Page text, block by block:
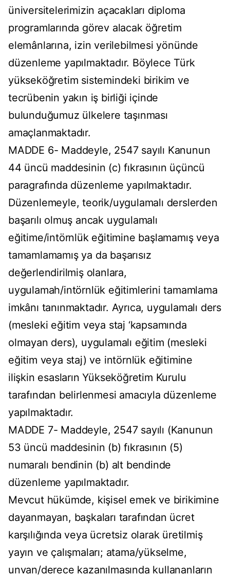
üniversitelerimizin açacakları diploma
programlarında görev alacak öğretim
elemânlarına, izin verilebilmesi yönünde
düzenleme yapılmaktadır. Böylece Türk
yükseköğretim sistemindeki birikim ve
tecrübenin yakın iş birliği içinde
bulunduğumuz ülkelere taşınması
amaçlanmaktadır.
MADDE 6- Maddeyle, 2547 sayılı Kanunun
44 üncü maddesinin (c) fıkrasının üçüncü
paragrafında düzenleme yapılmaktadır.
Düzenlemeyle, teorik/uygulamalı derslerden
başarılı olmuş ancak uygulamalı
eğitime/intörnlük eğitimine başlamamış veya
tamamlamamış ya da başarısız
değerlendirilmiş olanlara,
uygulamah/intörnlük eğitimlerini tamamlama
imkânı tanınmaktadır. Ayrıca, uygulamalı ders
(mesleki eğitim veya staj ‘kapsamında
olmayan ders), uygulamalı eğitim (mesleki
eğitim veya staj) ve intörnlük eğitimine
ilişkin esasların Yükseköğretim Kurulu
tarafından belirlenmesi amacıyla düzenleme
yapılmaktadır.
MADDE 7- Maddeyle, 2547 sayılı (Kanunun
53 üncü maddesinin (b) fıkrasının (5)
numaralı bendinin (b) alt bendinde
düzenleme yapılmaktadır.
Mevcut hükümde, kişisel emek ve birikimine
dayanmayan, başkaları tarafından ücret
karşılığında veya ücretsiz olarak üretilmiş
yayın ve çalışmaları; atama/yükselme,
unvan/derece kazanılmasında kullananların